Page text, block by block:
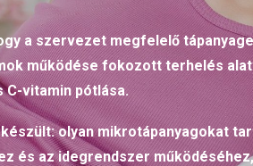
a szervezet megfelelő
működése fokozott terhelés
C-vitamin pótlása.
olyan mikrotápanyagokat
és az idegrendszer